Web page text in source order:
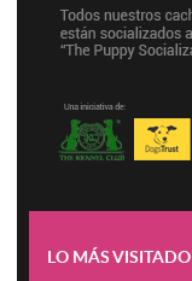
LO MÁS VISITADO